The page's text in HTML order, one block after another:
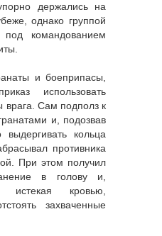
держались на
однако группой
командованием
и боеприпасы,
использовать
врага. Сам подполз к
и, подозвав
выдергивать кольца
противника
При этом получил
в голову и,
истекая кровью,
захваченные